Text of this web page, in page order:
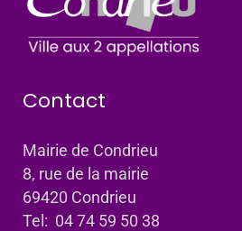
Contact
Mairie de Condrieu
8, rue de la mairie
69420 Condrieu
Tel: 04 74 59 50 38